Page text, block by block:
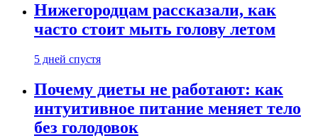
Нижегородцам рассказали, как
часто стоит мыть голову летом
5 дней спустя
Почему диеты не работают: как
интуитивное питание меняет тело
без голодовок